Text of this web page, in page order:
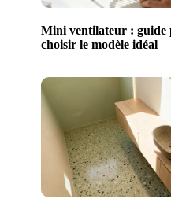
Mini ventilateur : guide
choisir le modèle idéal